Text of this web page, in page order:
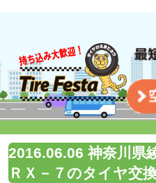
2016.06.06 神奈川県
ＲＸ－７のタイヤ交